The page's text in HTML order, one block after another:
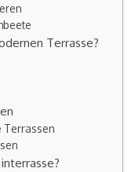
Terrasse?
Terrassen